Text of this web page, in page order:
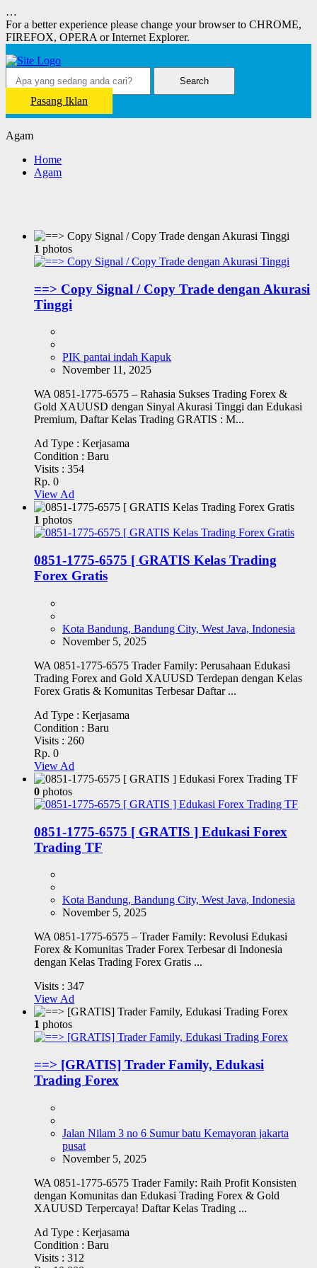
…
For a better experience please change your browser to CHROME,
FIREFOX, OPERA or Internet Explorer.
Search
Pasang Iklan
Agam
Home
Agam
1 photos
==> Copy Signal / Copy Trade dengan Akurasi
Tinggi
PIK pantai indah Kapuk
November 11, 2025
WA 0851-1775-6575 – Rahasia Sukses Trading Forex &
Gold XAUUSD dengan Sinyal Akurasi Tinggi dan Edukasi
Premium, Daftar Kelas Trading GRATIS : M...
Ad Type : Kerjasama
Condition : Baru
Visits : 354
Rp. 0
View Ad
1 photos
0851-1775-6575 [ GRATIS Kelas Trading
Forex Gratis
Kota Bandung, Bandung City, West Java, Indonesia
November 5, 2025
WA 0851-1775-6575 Trader Family: Perusahaan Edukasi
Trading Forex and Gold XAUUSD Terdepan dengan Kelas
Forex Gratis & Komunitas Terbesar Daftar ...
Ad Type : Kerjasama
Condition : Baru
Visits : 260
Rp. 0
View Ad
0 photos
0851-1775-6575 [ GRATIS ] Edukasi Forex
Trading TF
Kota Bandung, Bandung City, West Java, Indonesia
November 5, 2025
WA 0851-1775-6575 – Trader Family: Revolusi Edukasi
Forex & Komunitas Trader Forex Terbesar di Indonesia
dengan Kelas Trading Forex Gratis ...
Visits : 347
View Ad
1 photos
==> [GRATIS] Trader Family, Edukasi
Trading Forex
Jalan Nilam 3 no 6 Sumur batu Kemayoran jakarta
pusat
November 5, 2025
WA 0851-1775-6575 Trader Family: Raih Profit Konsisten
dengan Komunitas dan Edukasi Trading Forex & Gold
XAUUSD Terpercaya! Daftar Kelas Trading ...
Ad Type : Kerjasama
Condition : Baru
Visits : 312